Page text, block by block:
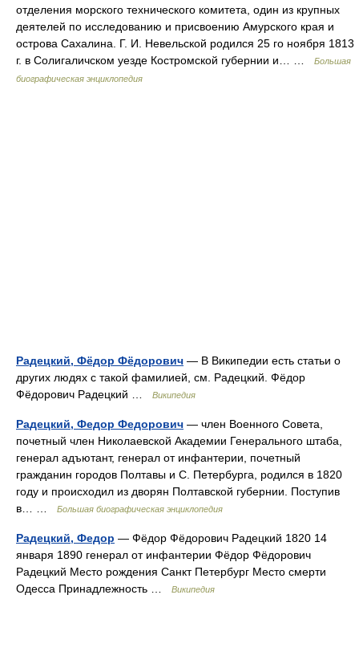
отделения морского технического комитета, один из крупных
деятелей по исследованию и присвоению Амурского края и
острова Сахалина. Г. И. Невельской родился 25 го ноября 1813
г. в Солигаличском уезде Костромской губернии и… …
Большая
биографическая энциклопедия
Радецкий, Фёдор Фёдорович — В Википедии есть статьи о
других людях с такой фамилией, см. Радецкий. Фёдор
Фёдорович Радецкий …
Википедия
Радецкий, Федор Федорович — член Военного Совета,
почетный член Николаевской Академии Генерального штаба,
генерал адъютант, генерал от инфантерии, почетный
гражданин городов Полтавы и С. Петербурга, родился в 1820
году и происходил из дворян Полтавской губернии. Поступив
в… …
Большая биографическая энциклопедия
Радецкий, Федор — Фёдор Фёдорович Радецкий 1820 14
января 1890 генерал от инфантерии Фёдор Фёдорович
Радецкий Место рождения Санкт Петербург Место смерти
Одесса Принадлежность …
Википедия